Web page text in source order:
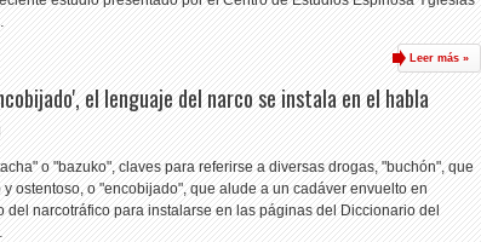
Leer más »
el lenguaje del narco se instala en el habla
o "bazuko", claves para referirse a diversas drogas, "buchón", que
ostentoso, o "encobijado", que alude a un cadáver envuelto en
del narcotráfico para instalarse en las páginas del Diccionario del